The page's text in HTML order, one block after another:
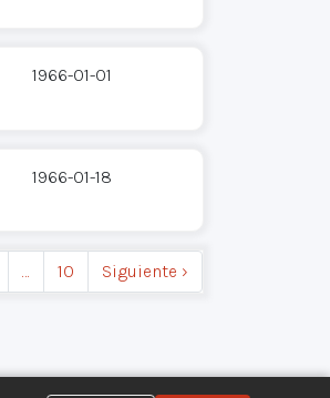
1966-01-01
1966-01-18
… 10 Siguiente ›